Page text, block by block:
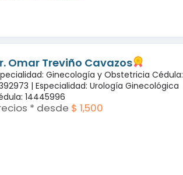
Omar Treviño Cavazos
Ginecología y Obstetricia Cédula:
| Especialidad: Urología Ginecológica
14445996
* desde $ 1,500